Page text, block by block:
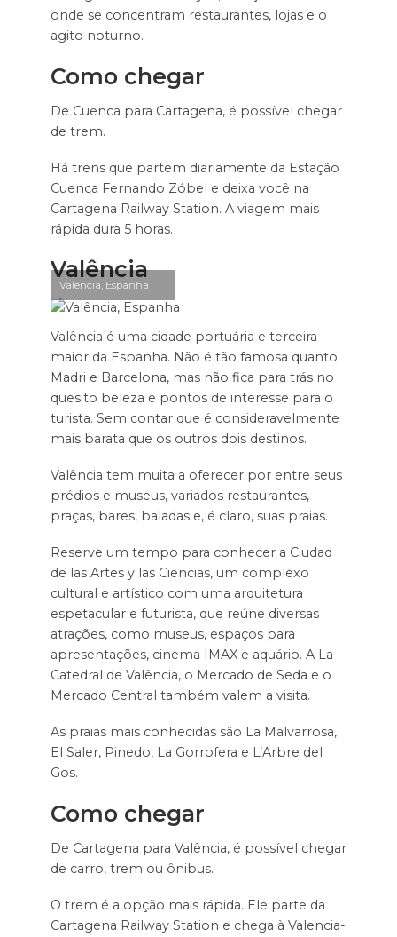
onde se concentram restaurantes, lojas e o
agito noturno.
Como chegar
De Cuenca para Cartagena, é possível chegar
de trem.
Há trens que partem diariamente da Estação
Cuenca Fernando Zóbel e deixa você na
Cartagena Railway Station. A viagem mais
rápida dura 5 horas.
Valência
Valência, Espanha
Valência é uma cidade portuária e terceira
maior da Espanha. Não é tão famosa quanto
Madri e Barcelona, mas não fica para trás no
quesito beleza e pontos de interesse para o
turista. Sem contar que é consideravelmente
mais barata que os outros dois destinos.
Valência tem muita a oferecer por entre seus
prédios e museus, variados restaurantes,
praças, bares, baladas e, é claro, suas praias.
Reserve um tempo para conhecer a Ciudad
de las Artes y las Ciencias, um complexo
cultural e artístico com uma arquitetura
espetacular e futurista, que reúne diversas
atrações, como museus, espaços para
apresentações, cinema IMAX e aquário. A La
Catedral de Valência, o Mercado de Seda e o
Mercado Central também valem a visita.
As praias mais conhecidas são La Malvarrosa,
El Saler, Pinedo, La Gorrofera e L’Arbre del
Gos.
Como chegar
De Cartagena para Valência, é possível chegar
de carro, trem ou ônibus.
O trem é a opção mais rápida. Ele parte da
Cartagena Railway Station e chega à Valencia-